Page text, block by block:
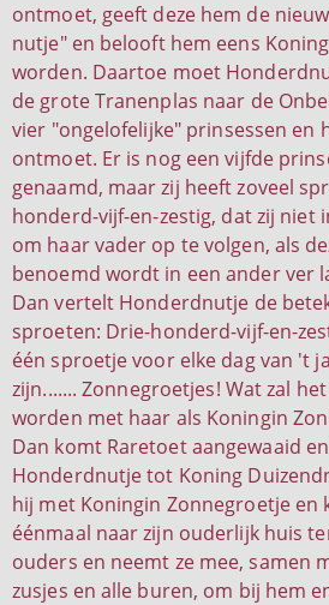
ontmoet, geeft deze hem de
nutje" en belooft hem eens
worden. Daartoe moet
de grote Tranenplas naar de
vier "ongelofelijke" prinsessen en
ontmoet. Er is nog een vijfde
genaamd, maar zij heeft zoveel
honderd-vijf-en-zestig, dat zij niet
om haar vader op te volgen, als
benoemd wordt in een ander ver
Dan vertelt Honderdnutje de
sproeten: Drie-honderd-vijf-en-
één sproetje voor elke dag van 't
zijn....... Zonnegroetjes! Wat zal
worden met haar als Koningin
Dan komt Raretoet aangewaaid
Honderdnutje tot Koning
hij met Koningin Zonnegroetje en
éénmaal naar zijn ouderlijk huis
ouders en neemt ze mee, samen
zusjes en alle buren, om bij hem